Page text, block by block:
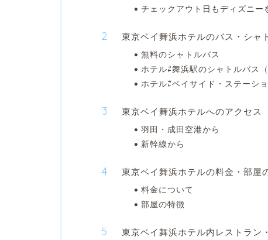
チェックアウト日もディズニー
東京ベイ舞浜ホテルのバス・シャ
無料のシャトルバス
ホテル⇄舞浜駅のシャトルバス（
ホテル⇄ベイサイド・ステーシ
東京ベイ舞浜ホテルへのアクセス
羽田・成田空港から
新幹線から
東京ベイ舞浜ホテルの料金・部屋
料金について
部屋の特徴
東京ベイ舞浜ホテル内レストラン